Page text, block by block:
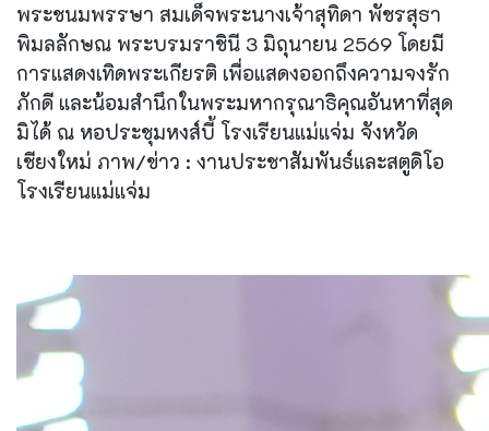
พระชนมพรรษา สมเด็จพระนางเจ้าสุทิดา พัชรสุธา
พิมลลักษณ พระบรมราชินี 3 มิถุนายน 2569 โดยมี
การแสดงเทิดพระเกียรติ เพื่อแสดงออกถึงความจงรัก
ภักดี และน้อมสำนึกในพระมหากรุณาธิคุณอันหาที่สุด
มิได้ ณ หอประชุมหงส์บี้ โรงเรียนแม่แจ่ม จังหวัด
เชียงใหม่ ภาพ/ข่าว : งานประชาสัมพันธ์และสตูดิโอ
โรงเรียนแม่แจ่ม